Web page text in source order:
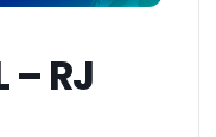
– RJ